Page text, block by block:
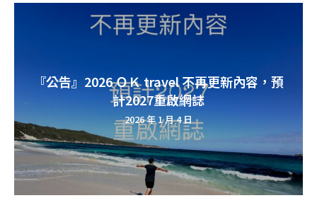
『公告』2026 ＯＫ travel 不再更新內容，預
計2027重啟網誌
2026 年 1 月 4 日